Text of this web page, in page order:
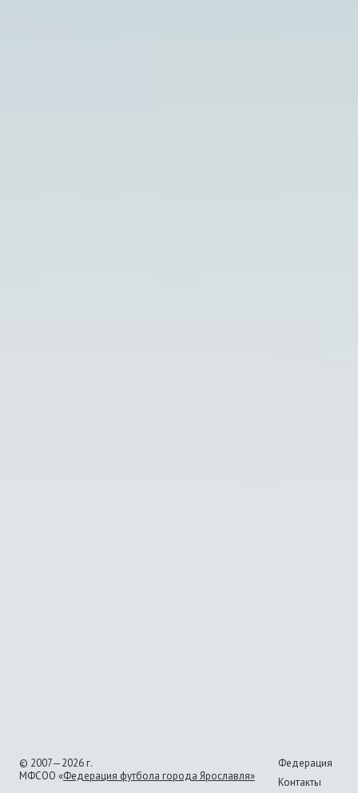
© 2007—2026 г.
МФСОО «Федерация футбола города Ярославля»
Федерация
Контакты